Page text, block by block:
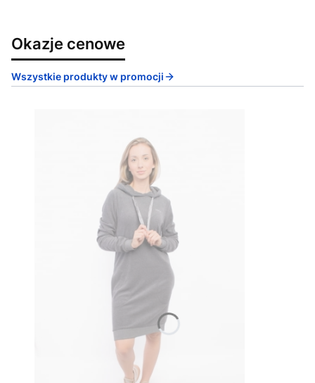
Okazje cenowe
Wszystkie produkty w promocji